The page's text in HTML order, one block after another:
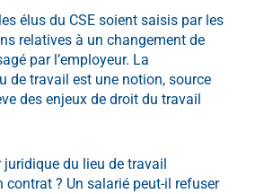
élus du CSE soient saisis par les
relatives à un changement de
par l’employeur. La
de travail est une notion, source
des enjeux de droit du travail
juridique du lieu de travail
contrat ? Un salarié peut-il refuser